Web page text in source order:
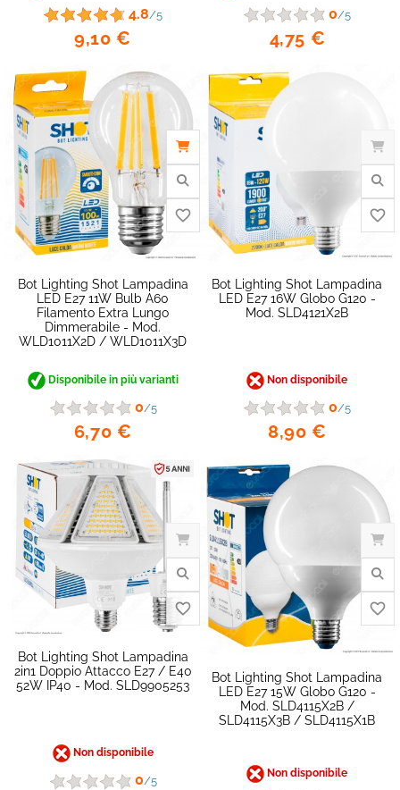
favorite_border
favorite_border
4.8/5
9,10 €
0/5
4,75 €
Bot Lighting Shot Lampadina
LED E27 11W Bulb A60
Filamento Extra Lungo
Dimmerabile - Mod.
WLD1011X2D / WLD1011X3D
Disponibile in più varianti
0/5
6,70 €
Bot Lighting Shot Lampadina
LED E27 16W Globo G120 -
Mod. SLD4121X2B
Non disponibile
0/5
8,90 €
Bot Lighting Shot Lampadina
2in1 Doppio Attacco E27 / E40
52W IP40 - Mod. SLD9905253
Non disponibile
0/5
Bot Lighting Shot Lampadina
LED E27 15W Globo G120 -
Mod. SLD4115X2B /
SLD4115X3B / SLD4115X1B
Non disponibile